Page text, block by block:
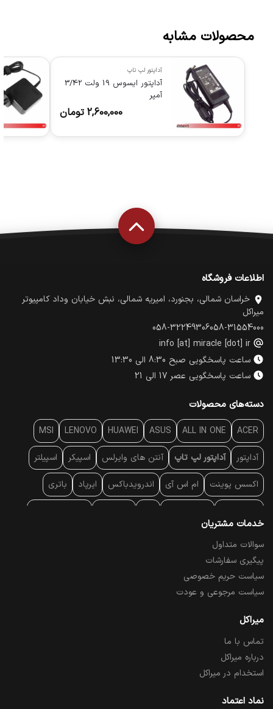
محصولات مشابه
آداپتور لپ تاپ
آداپتور ایسوس 19 ولت 3/42
آمپر
2,600,000 تومان
اطلاعات فروشگاه
خراسان شمالی، بجنورد، امیریه شمالی، نبش خیابان وداد کامپیوتر
میراکل
058-31554000
058-32249306
info [at] miracle [dot] ir
ساعت پاسخگویی صبح 8:30 الی 13:30
ساعت پاسخگویی عصر 17 الی 21
دسته‌های محصولات
ACER
ALL IN ONE
ASUS
HUAWEI
LENOVO
MSI
آداپتور آداپتور لپ تاپ آنتن‌ های وایرلس اسپیکر اسپیلتر
اکسس پوینت ام اس آی اندرویدباکس ایرپاد باتری
پایه سقفی
پرده نمایش
تبلت و موبایل تجهیزات پسیو شبکه
تلویزیون
درایو نوری
دستگاه ضبط تصاویر
رم کامپیوتر
خدمات مشتریان
سوالات متداول
پیگیری سفارشات
سیاست حریم خصوصی
سیاست مرجوعی و عودت
میراکل
تماس با ما
درباره میراکل
استخدام در میراکل
نماد اعتماد